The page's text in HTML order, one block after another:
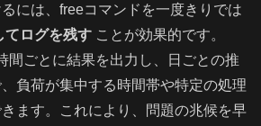
には、freeコマンドを一度きりでは
てログを残す ことが効果的です。
間ごとに結果を出力し、日ごとの推
負荷が集中する時間帯や特定の処理
ます。これにより、問題の兆候を早